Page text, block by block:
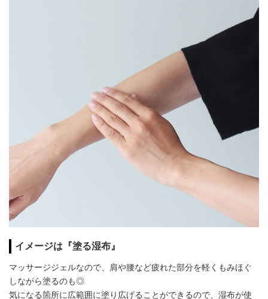
イメージは『塗る湿布』
マッサージジェルなので、肩や腰など疲れた部分を軽くもみほぐ
しながら塗るのも◎
気になる箇所に広範囲に塗り広げることができるので、湿布が使